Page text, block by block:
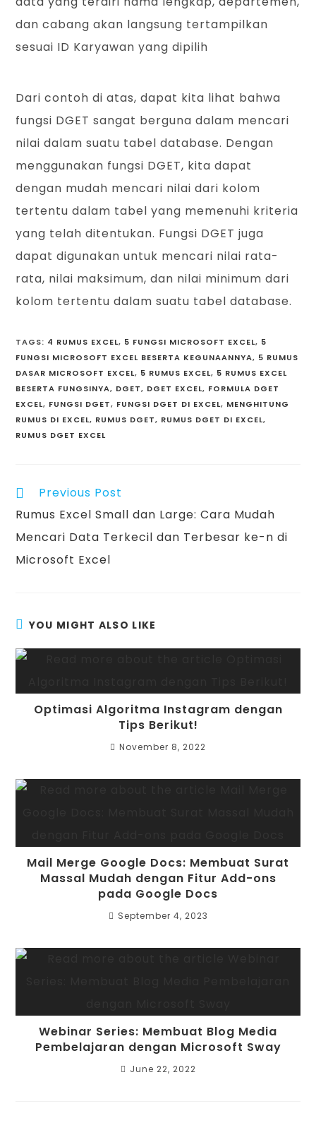
dan cabang akan langsung tertampilkan
sesuai ID Karyawan yang dipilih
Dari contoh di atas, dapat kita lihat bahwa
fungsi DGET sangat berguna dalam mencari
nilai dalam suatu tabel database. Dengan
menggunakan fungsi DGET, kita dapat
dengan mudah mencari nilai dari kolom
tertentu dalam tabel yang memenuhi kriteria
yang telah ditentukan. Fungsi DGET juga
dapat digunakan untuk mencari nilai rata-
rata, nilai maksimum, dan nilai minimum dari
kolom tertentu dalam suatu tabel database.
TAGS: 4 RUMUS EXCEL, 5 FUNGSI MICROSOFT EXCEL, 5
FUNGSI MICROSOFT EXCEL BESERTA KEGUNAANNYA, 5 RUMUS
DASAR MICROSOFT EXCEL, 5 RUMUS EXCEL, 5 RUMUS EXCEL
BESERTA FUNGSINYA, DGET, DGET EXCEL, FORMULA DGET
EXCEL, FUNGSI DGET, FUNGSI DGET DI EXCEL, MENGHITUNG
RUMUS DI EXCEL, RUMUS DGET, RUMUS DGET DI EXCEL,
RUMUS DGET EXCEL
Previous Post
Rumus Excel Small dan Large: Cara Mudah
Mencari Data Terkecil dan Terbesar ke-n di
Microsoft Excel
YOU MIGHT ALSO LIKE
Optimasi Algoritma Instagram dengan
Tips Berikut!
November 8, 2022
Mail Merge Google Docs: Membuat Surat
Massal Mudah dengan Fitur Add-ons
pada Google Docs
September 4, 2023
Webinar Series: Membuat Blog Media
Pembelajaran dengan Microsoft Sway
June 22, 2022